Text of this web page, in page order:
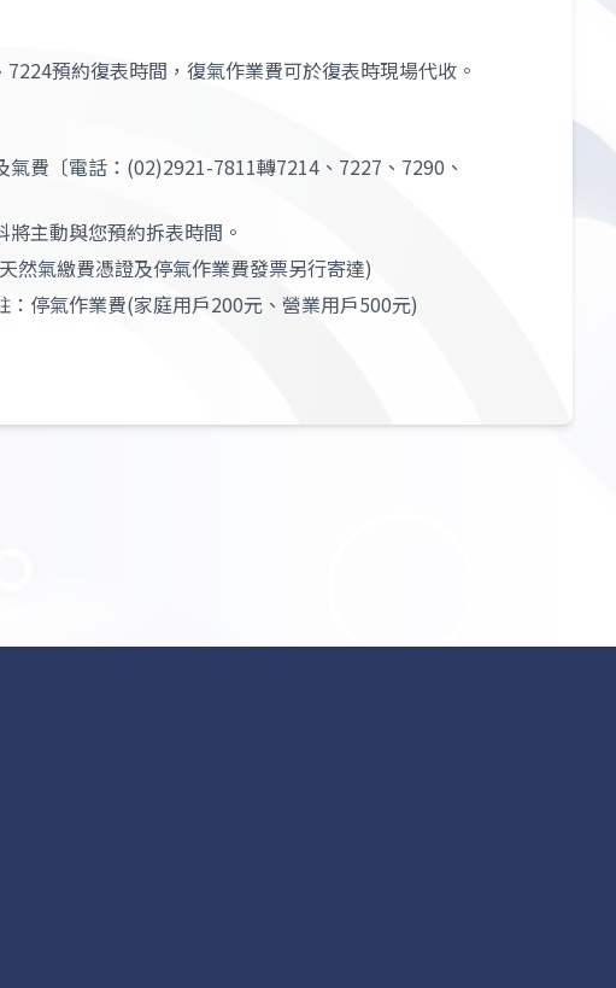
預約復表時間，復氣作業費可於復表時現場代收。
費〔電話：(02)2921-7811轉7214、7227、7290、
主動與您預約拆表時間。
然氣繳費憑證及停氣作業費發票另行寄達)
停氣作業費(家庭用戶200元、營業用戶500元)